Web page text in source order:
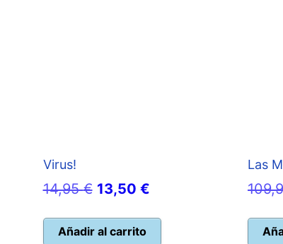
Virus!
14,95€ El
original
13,50 €El
Añadir al carrito
Las